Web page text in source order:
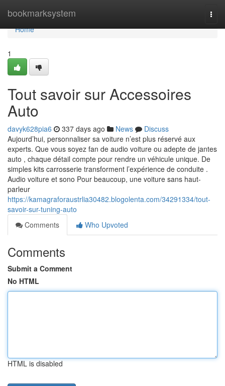
bookmarksystem
Home
Home
1
Tout savoir sur Accessoires
Auto
davyk628pia6 337 days ago News
Discuss
Aujourd’hui, personnaliser sa voiture n’est plus réservé aux
experts. Que vous soyez fan de audio voiture ou adepte de jantes
auto , chaque détail compte pour rendre un véhicule unique. De
simples kits carrosserie transforment l’expérience de conduite .
Audio voiture et sono Pour beaucoup, une voiture sans haut-
parleur
https://kamagraforaustrlia30482.blogolenta.com/34291334/tout-
savoir-sur-tuning-auto
Comments
Who Upvoted
Comments
Submit a Comment
No HTML
HTML is disabled